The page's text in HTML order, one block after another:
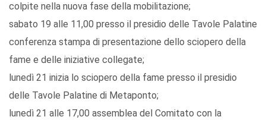
colpite nella nuova fase della mobilitazione;
sabato 19 alle 11,00 presso il presidio delle Tavole Palatine
conferenza stampa di presentazione dello sciopero della
fame e delle iniziative collegate;
lunedì 21 inizia lo sciopero della fame presso il presidio
delle Tavole Palatine di Metaponto;
lunedì 21 alle 17,00 assemblea del Comitato con la